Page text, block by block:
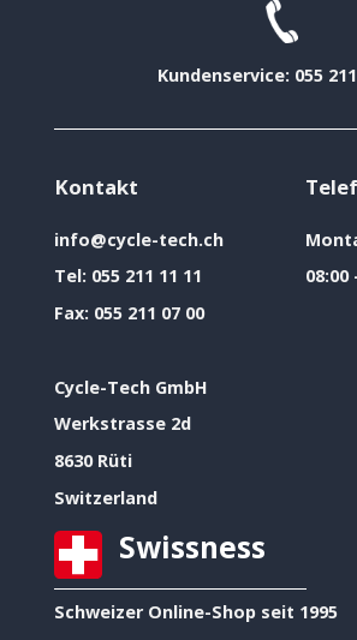
Kundenservice: 055
Kontakt
info@cycle-tech.ch
Tel: 055 211 11 11
Fax: 055 211 07 00
Cycle-Tech GmbH
Werkstrasse 2d
8630 Rüti
Switzerland
08:00
Swissness
Schweizer Online-Shop seit 1995